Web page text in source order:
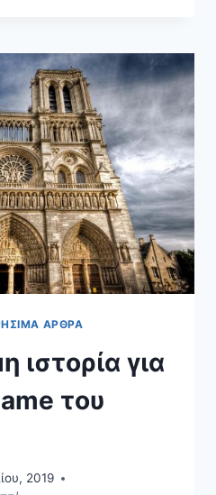
ΔΡΌΜΟΙ,
ΓΙΑ
ΈΝΑ
ΑΞΈΧΑΣΤΟ
ROADTRIP!
ΆΡΘΡΑ
ιστορία για
του
2019